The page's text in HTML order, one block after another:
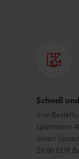
Schnell
Ihre
spätestens
Ihnen
29,00 EUR